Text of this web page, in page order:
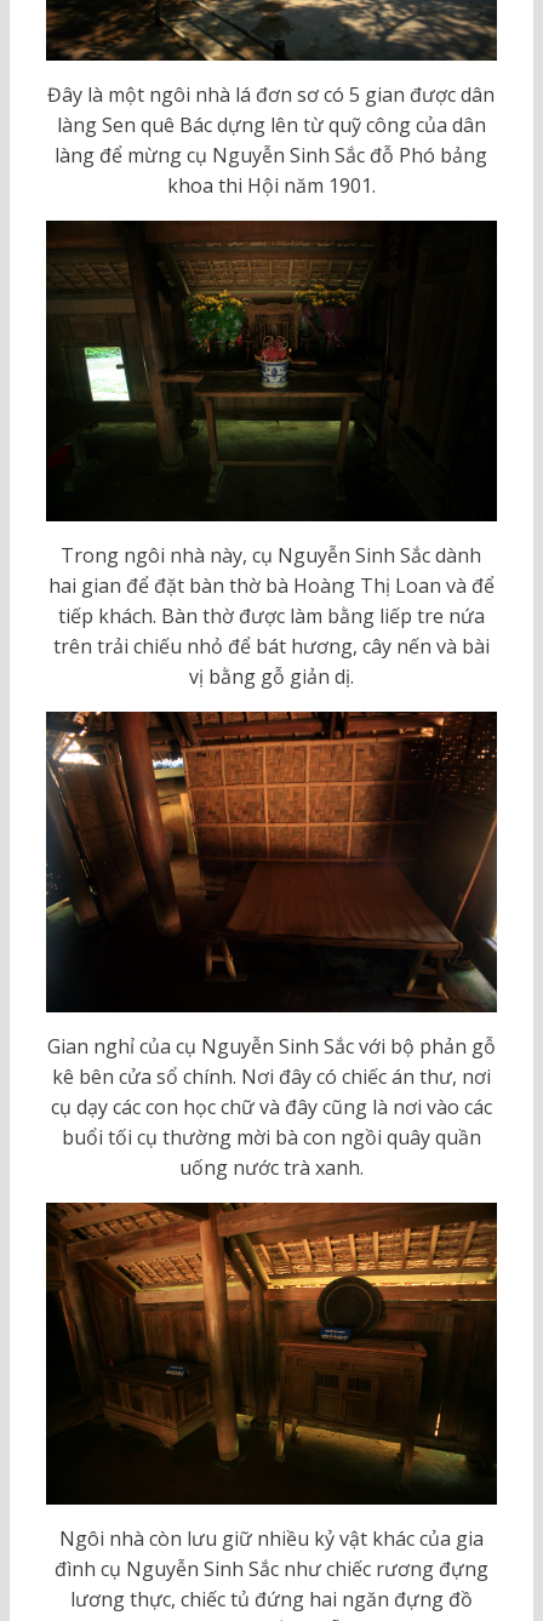
Đây là một ngôi nhà lá đơn sơ có 5 gian được dân
làng Sen quê Bác dựng lên từ quỹ công của dân
làng để mừng cụ Nguyễn Sinh Sắc đỗ Phó bảng
khoa thi Hội năm 1901.
Trong ngôi nhà này, cụ Nguyễn Sinh Sắc dành
hai gian để đặt bàn thờ bà Hoàng Thị Loan và để
tiếp khách. Bàn thờ được làm bằng liếp tre nứa
trên trải chiếu nhỏ để bát hương, cây nến và bài
vị bằng gỗ giản dị.
Gian nghỉ của cụ Nguyễn Sinh Sắc với bộ phản gỗ
kê bên cửa sổ chính. Nơi đây có chiếc án thư, nơi
cụ dạy các con học chữ và đây cũng là nơi vào các
buổi tối cụ thường mời bà con ngồi quây quần
uống nước trà xanh.
Ngôi nhà còn lưu giữ nhiều kỷ vật khác của gia
đình cụ Nguyễn Sinh Sắc như chiếc rương đựng
lương thực, chiếc tủ đứng hai ngăn đựng đồ